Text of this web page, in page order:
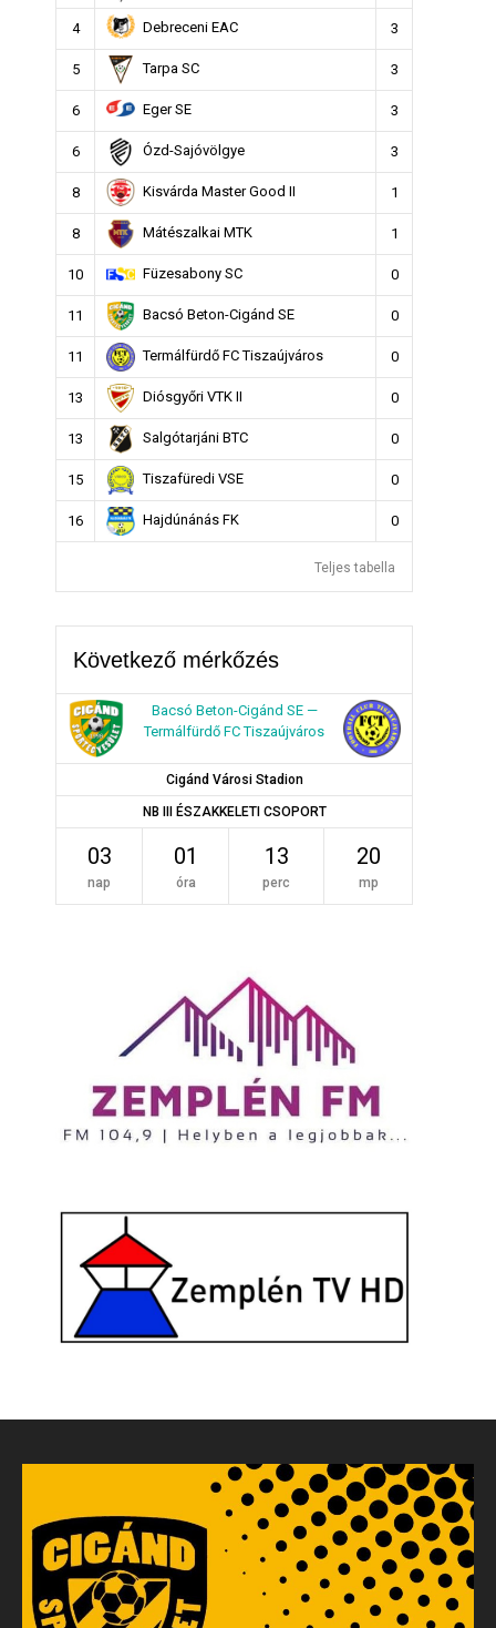
4 Debreceni EAC 3
5 Tarpa SC 3
6 Eger SE 3
6 Ózd-Sajóvölgye 3
8 Kisvárda Master Good II 1
8 Mátészalkai MTK 1
10 Füzesabony SC 0
11 Bacsó Beton-Cigánd SE 0
11 Termálfürdő FC Tiszaújváros 0
13 Diósgyőri VTK II 0
13 Salgótarjáni BTC 0
15 Tiszafüredi VSE 0
16 Hajdúnánás FK 0
Teljes tabella
Következő mérkőzés
Bacsó Beton-Cigánd SE —
Termálfürdő FC Tiszaújváros
Cigánd Városi Stadion
NB III ÉSZAKKELETI CSOPORT
03
nap
01
óra
13
perc
20
mp